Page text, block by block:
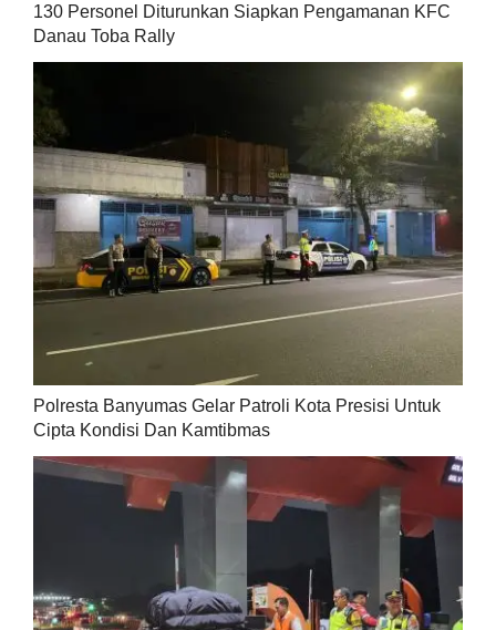
130 Personel Diturunkan Siapkan Pengamanan KFC
Danau Toba Rally
Polresta Banyumas Gelar Patroli Kota Presisi Untuk
Cipta Kondisi Dan Kamtibmas